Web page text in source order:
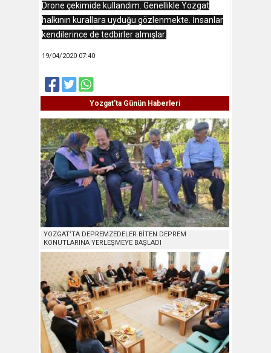
Drone çekimide kullandım. Genellikle Yozgat
halkının kurallara uyduğu gözlenmekte. İnsanlar
kendilerince de tedbirler almışlar.
19/04/2020 07:40
Yozgat'ta Günün Haberleri
YOZGAT’TA DEPREMZEDELER BİTEN DEPREM
KONUTLARINA YERLEŞMEYE BAŞLADI